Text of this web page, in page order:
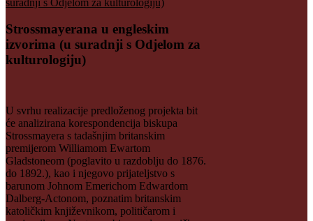
Strossmayerana u engleskim
izvorima (u suradnji s Odjelom za
kulturologiju)
U svrhu realizacije predloženog projekta bit
će analizirana korespondencija biskupa
Strossmayera s tadašnjim britanskim
premijerom Williamom Ewartom
Gladstoneom (poglavito u razdoblju do 1876.
do 1892.), kao i njegovo prijateljstvo s
barunom Johnom Emerichom Edwardom
Dalberg-Actonom, poznatim britanskim
katoličkim književnikom, političarom i